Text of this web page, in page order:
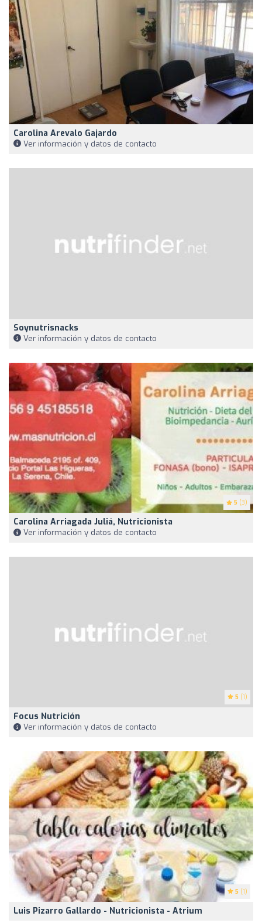
Carolina Arevalo Gajardo
Ver información y datos de contacto
Soynutrisnacks
Ver información y datos de contacto
5 (3)
Carolina Arriagada Juliá, Nutricionista
Ver información y datos de contacto
5 (1)
Focus Nutrición
Ver información y datos de contacto
5 (1)
Luis Pizarro Gallardo - Nutricionista - Atrium